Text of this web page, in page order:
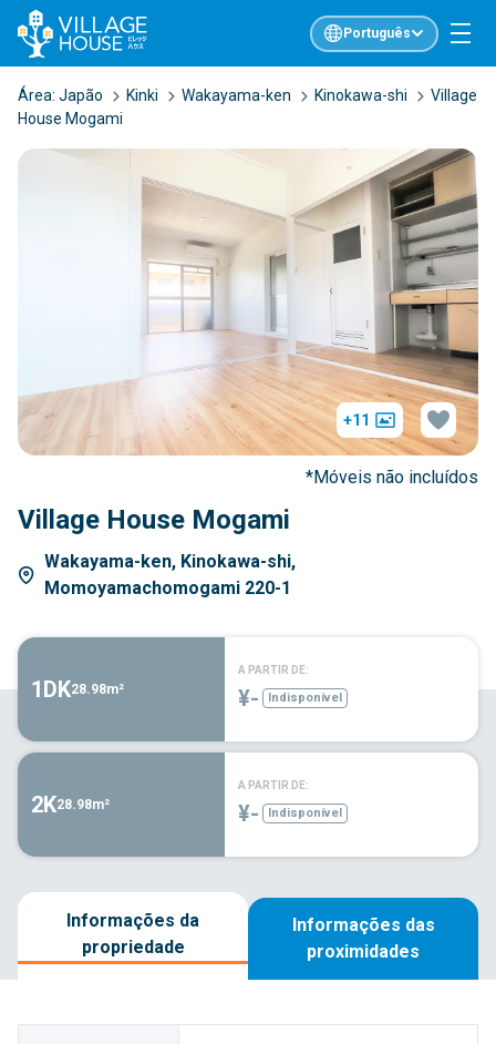
Português
Área: Japão Kinki Wakayama-ken Kinokawa-shi
Village
House Mogami
Village House Mogami
Wakayama-ken, Kinokawa-shi,
Momoyamachomogami 220-1
+11
*Móveis não incluídos
1DK28.98m²
A PARTIR DE:
¥- Indisponível
2K28.98m²
A PARTIR DE:
¥- Indisponível
Informações da
propriedade
Informações das
proximidades